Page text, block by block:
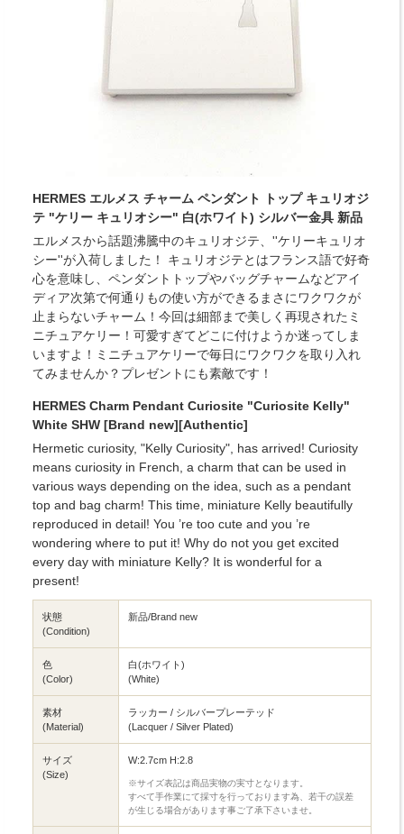
HERMES エルメス チャーム ペンダント トップ キュリオジ
テ "ケリー キュリオシー" 白(ホワイト) シルバー金具 新品
エルメスから話題沸騰中のキュリオジテ、''ケリーキュリオ
シー''が入荷しました！ キュリオジテとはフランス語で好奇
心を意味し、ペンダントトップやバッグチャームなどアイ
ディア次第で何通りもの使い方ができるまさにワクワクが
止まらないチャーム！今回は細部まで美しく再現されたミ
ニチュアケリー！可愛すぎてどこに付けようか迷ってしま
いますよ！ミニチュアケリーで毎日にワクワクを取り入れ
てみませんか？プレゼントにも素敵です！
HERMES Charm Pendant Curiosite "Curiosite Kelly"
White SHW [Brand new][Authentic]
Hermetic curiosity, "Kelly Curiosity", has arrived! Curiosity
means curiosity in French, a charm that can be used in
various ways depending on the idea, such as a pendant
top and bag charm! This time, miniature Kelly beautifully
reproduced in detail! You ’re too cute and you ’re
wondering where to put it! Why do not you get excited
every day with miniature Kelly? It is wonderful for a
present!
状態
(Condition)
新品/Brand new
色
(Color)
白(ホワイト)
(White)
素材
(Material)
ラッカー / シルバープレーテッド
(Lacquer / Silver Plated)
サイズ
(Size)
W:2.7cm H:2.8
※サイズ表記は商品実物の実寸となります。
すべて手作業にて採寸を行っております為、若干の誤差
が生じる場合があります事ご了承下さいませ。